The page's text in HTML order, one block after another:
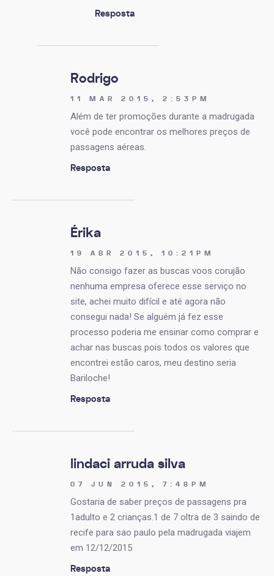
Resposta
Rodrigo
11 MAR 2015, 2:53PM
Além de ter promoções durante a madrugada
você pode encontrar os melhores preços de
passagens aéreas.
Resposta
Érika
19 ABR 2015, 10:21PM
Não consigo fazer as buscas voos corujão
nenhuma empresa oferece esse serviço no
site, achei muito difícil e até agora não
consegui nada! Se alguém já fez esse
processo poderia me ensinar como comprar e
achar nas buscas pois todos os valores que
encontrei estão caros, meu destino seria
Bariloche!
Resposta
lindaci arruda silva
07 JUN 2015, 7:48PM
Gostaria de saber preços de passagens pra
1adulto e 2 crianças.1 de 7 oltra de 3 saindo de
recife para sao paulo pela madrugada viajem
em 12/12/2015
Resposta